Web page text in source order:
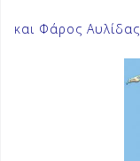
και Φάρος Αυλίδας.